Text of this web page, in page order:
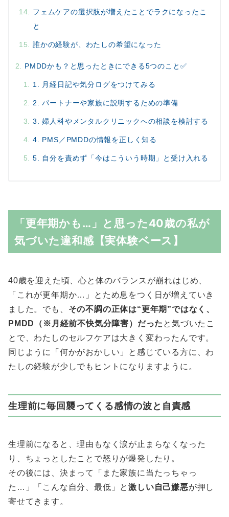
フェムケアの選択肢が増えたことでラクになったこ
と
誰かの経験が、わたしの希望になった
PMDDかも？と思ったときにできる5つのこと✅
1. 月経日記や気分ログをつけてみる
2. パートナーや家族に説明するための準備
3. 婦人科やメンタルクリニックへの相談を検討する
4. PMS／PMDDの情報を正しく知る
5. 自分を責めず「今はこういう時期」と受け入れる
「更年期かも…」と思った40歳の私が
気づいた違和感【実体験ベース】
40歳を迎えた頃、心と体のバランスが崩れはじめ、
「これが更年期か…」とため息をつく日が増えていき
ました。でも、 その不調の正体は“更年期”ではなく、
PMDD（※月経前不快気分障害）だった と気づいたこ
とで、わたしのセルフケアは大きく変わったんです。
同じように「何かがおかしい」と感じている方に、わ
たしの経験が少しでもヒントになりますように。
生理前に毎回襲ってくる感情の波と自責感
生理前になると、理由もなく涙が止まらなくなった
り、ちょっとしたことで怒りが爆発したり。
その後には、決まって「また家族に当たっちゃっ
た…」「こんな自分、最低」と激しい自己嫌悪が押し
寄せてきます。